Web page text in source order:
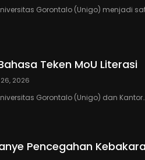
Universitas Gorontalo (Unigo) menjadi
Teken MoU Literasi
2026
Universitas Gorontalo (Unigo) dan
Pencegahan